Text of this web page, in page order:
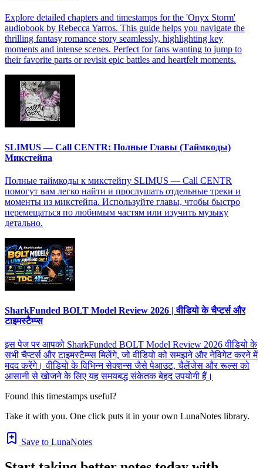
Explore detailed chapters and timestamps for the 'Onyx Storm'
audiobook by Rebecca Yarros. This guide helps you navigate the
thrilling fantasy romance story seamlessly, highlighting key
moments and intense scenes. Perfect for fans wanting to jump to
their favorite parts or revisit epic battles and heartfelt moments.
SLIMUS — Call CENTR: Полные Главы (Таймкоды)
Микстейпа
Полные таймкоды к микстейпу SLIMUS — Call CENTR
помогут вам легко найти и прослушать отдельные треки и
моменты из микстейпа. Используйте главы, чтобы быстро
перемещаться по любимым частям или изучить музыку
детально.
SharkFunded BOLT Model Review 2026 | वीडियो के चैप्टर्स और
टाइमस्टैम्प्स
इस पेज पर आपको SharkFunded BOLT Model Review 2026 वीडियो के
सभी चैप्टर्स और टाइमस्टैम्प्स मिलेंगे, जो वीडियो को समझने और नेविगेट करने में
मदद करेंगे। वीडियो के विभिन्न सेक्शन्स जैसे पेआउट, चैलेंजेस और रूल्स को
आसानी से खोजने के लिए यह समयबद्ध संकेतक बेहद उपयोगी हैं।
Found this timestamps useful?
Take it with you. One click puts it in your own LunaNotes library.
Save to LunaNotes